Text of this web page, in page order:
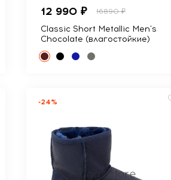
12 990 ₽ 16890 ₽
Classic Short Metallic Men's
Chocolate (влагостойкие)
-24%